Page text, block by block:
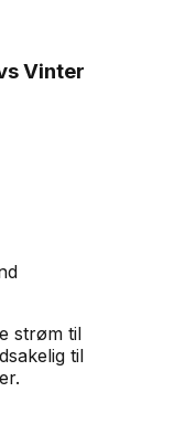
Vinter
strøm til
til